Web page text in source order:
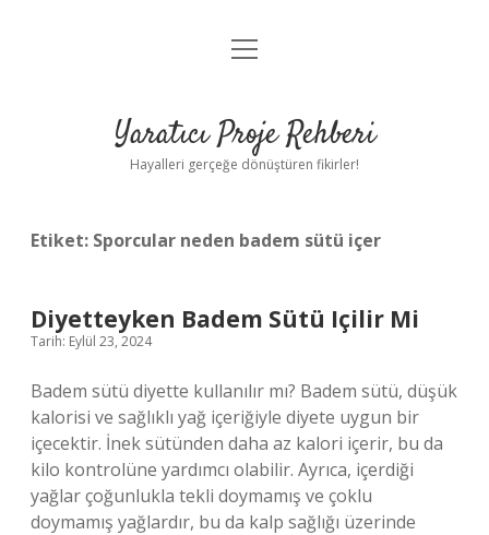
Anasayfa
Yasal Uyarı
menüyü
Yaratıcı Proje Rehberi
Hayalleri gerçeğe dönüştüren fikirler!
Etiket: Sporcular neden badem sütü içer
Diyetteyken Badem Sütü Içilir Mi
Tarih: Eylül 23, 2024
Badem sütü diyette kullanılır mı? Badem sütü, düşük
kalorisi ve sağlıklı yağ içeriğiyle diyete uygun bir
içecektir. İnek sütünden daha az kalori içerir, bu da
kilo kontrolüne yardımcı olabilir. Ayrıca, içerdiği
yağlar çoğunlukla tekli doymamış ve çoklu
doymamış yağlardır, bu da kalp sağlığı üzerinde